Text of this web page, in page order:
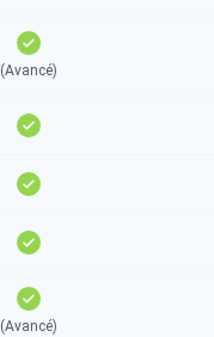
(Avancé)
(Avancé)